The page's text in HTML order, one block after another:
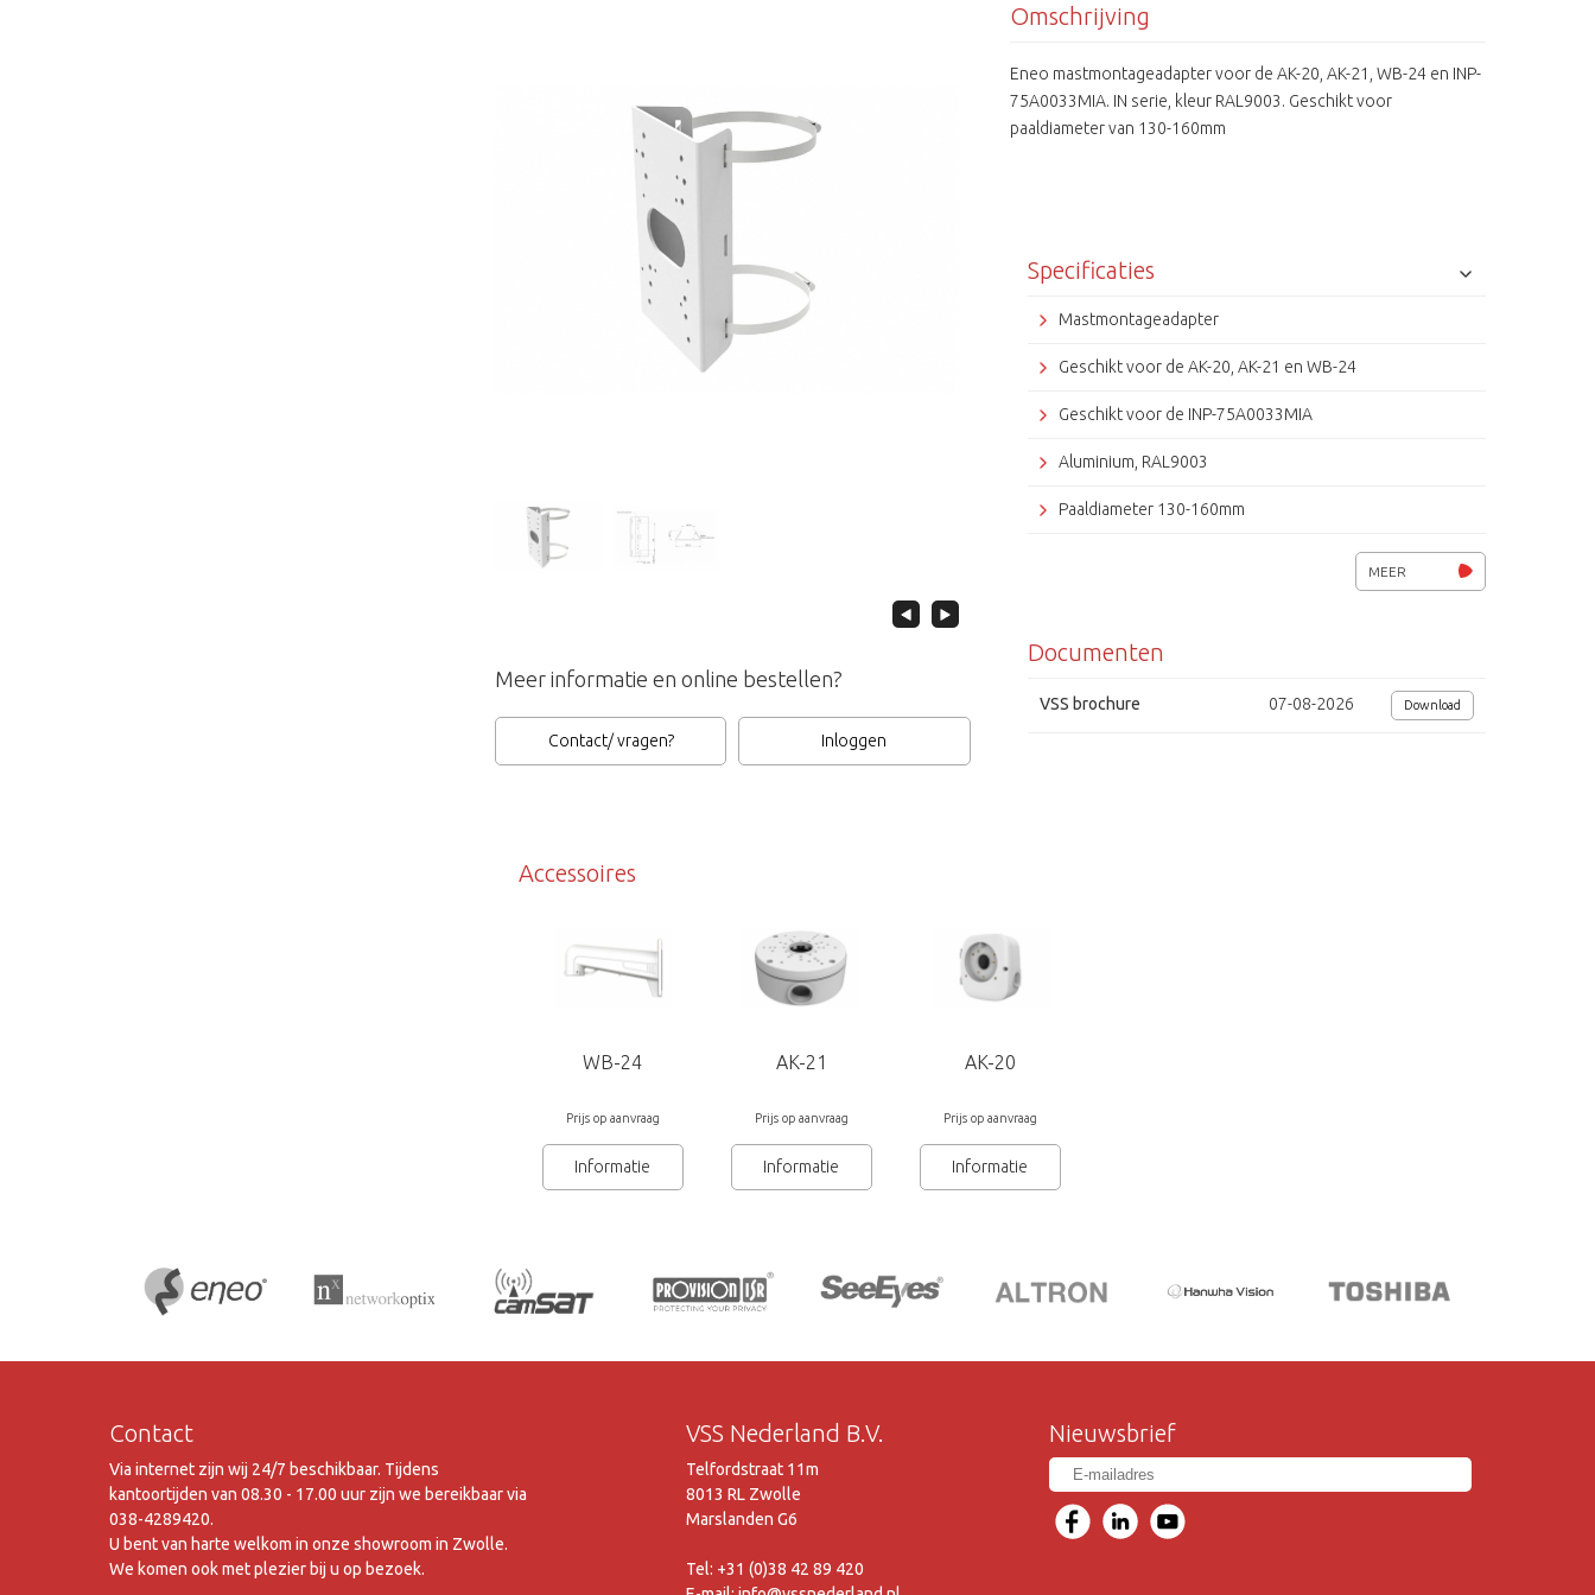
Meer informatie en online bestellen?
Contact/ vragen? Inloggen
Omschrijving
Eneo mastmontageadapter voor de AK-20, AK-21, WB-24 en INP-
75A0033MIA. IN serie, kleur RAL9003. Geschikt voor
paaldiameter van 130-160mm
Specificaties
Mastmontageadapter
Geschikt voor de AK-20, AK-21 en WB-24
Geschikt voor de INP-75A0033MIA
Aluminium, RAL9003
Paaldiameter 130-160mm
MEER
Documenten
VSS brochure 07-08-2026 Download
Accessoires
WB-24
Prijs op aanvraag
Informatie
AK-21
Prijs op aanvraag
Informatie
AK-20
Prijs op aanvraag
Informatie
Contact
Via internet zijn wij 24/7 beschikbaar. Tijdens
kantoortijden van 08.30 - 17.00 uur zijn we bereikbaar via
038-4289420.
U bent van harte welkom in onze showroom in Zwolle.
We komen ook met plezier bij u op bezoek.
VSS Nederland B.V.
Telfordstraat 11m
8013 RL Zwolle
Marslanden G6
Tel: +31 (0)38 42 89 420
Nieuwsbrief